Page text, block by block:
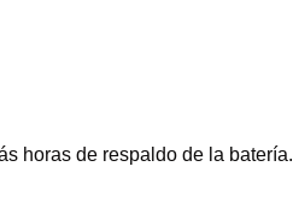
horas de respaldo de la batería.